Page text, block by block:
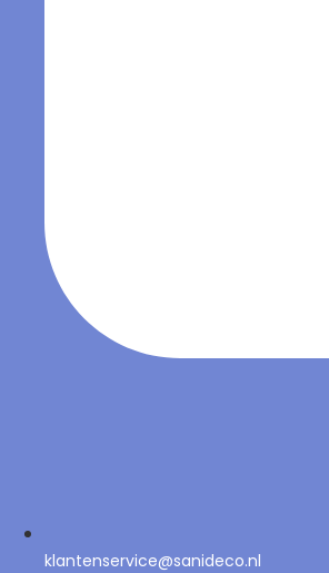
klantenservice@sanideco.nl